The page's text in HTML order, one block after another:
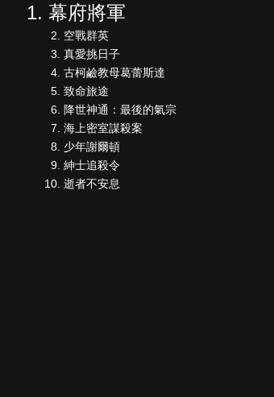
幕府將軍
空戰群英
真愛挑日子
古柯鹼教母葛蕾斯達
致命旅途
降世神通：最後的氣宗
海上密室謀殺案
少年謝爾頓
紳士追殺令
逝者不安息